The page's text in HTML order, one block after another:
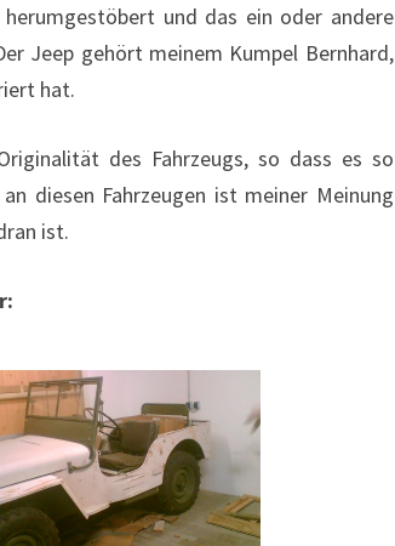
und das ein oder andere
Jeep gehört meinem Kumpel Bernhard,
hat.
des Fahrzeugs, so dass es so
diesen Fahrzeugen ist meiner Meinung
ist.